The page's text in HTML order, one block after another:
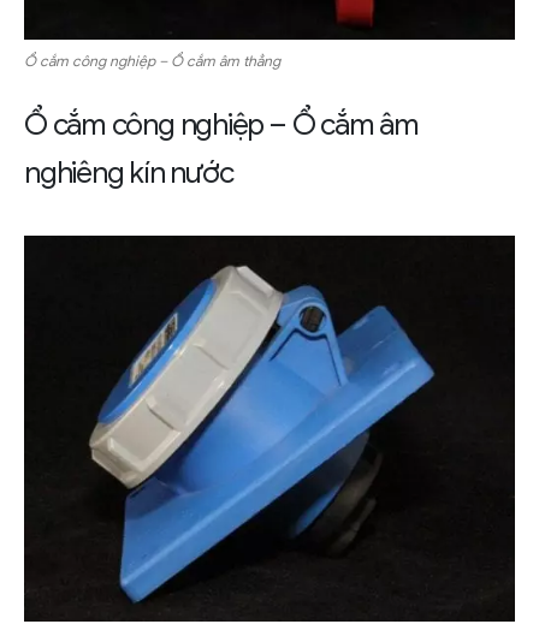
Ổ cắm công nghiệp – Ổ cắm âm thẳng
Ổ cắm công nghiệp – Ổ cắm âm
nghiêng kín nước